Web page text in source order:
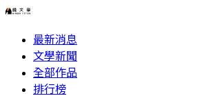
最新消息
文學新聞
全部作品
排行榜